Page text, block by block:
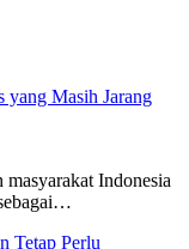
yang Masih Jarang
Indonesia
…
Tetap Perlu